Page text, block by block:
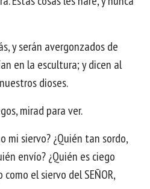
y serán avergonzados de
en la escultura; y dicen al
dioses.
mirad para ver.
mi siervo? ¿Quién tan sordo,
envío? ¿Quién es ciego
el siervo del SEÑOR,